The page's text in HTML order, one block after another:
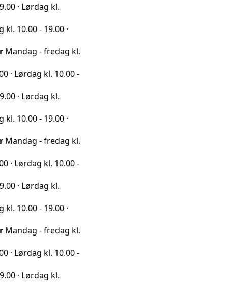
kl.
- 19.00 ·
- fredag kl.
kl. 10.00 -
kl.
- 19.00 ·
- fredag kl.
kl. 10.00 -
kl.
- 19.00 ·
- fredag kl.
kl. 10.00 -
kl.